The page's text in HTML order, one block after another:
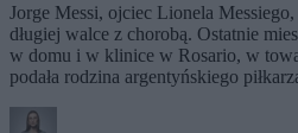
Jorge Messi, ojciec Lionela
długiej walce z chorobą. Ostatnie
w domu i w klinice w Rosario, w
podała rodzina argentyńskiego